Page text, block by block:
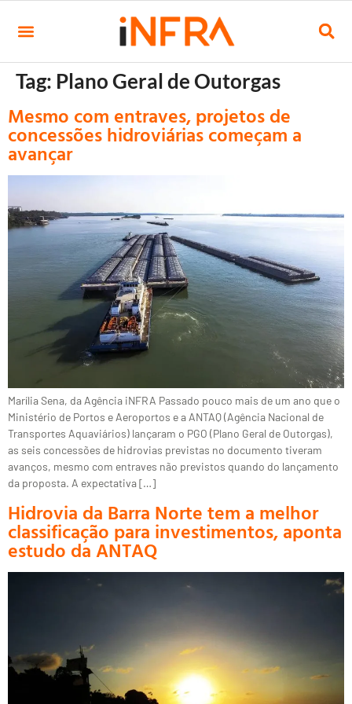
Tag: Plano Geral de Outorgas
Mesmo com entraves, projetos de
concessões hidroviárias começam a
avançar
Marília Sena, da Agência iNFRA Passado pouco mais de um ano que o
Ministério de Portos e Aeroportos e a ANTAQ (Agência Nacional de
Transportes Aquaviários) lançaram o PGO (Plano Geral de Outorgas),
as seis concessões de hidrovias previstas no documento tiveram
avanços, mesmo com entraves não previstos quando do lançamento
da proposta. A expectativa […]
Hidrovia da Barra Norte tem a melhor
classificação para investimentos, aponta
estudo da ANTAQ